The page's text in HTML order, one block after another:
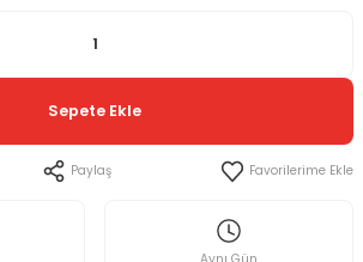
Sepete Ekle
Paylaş